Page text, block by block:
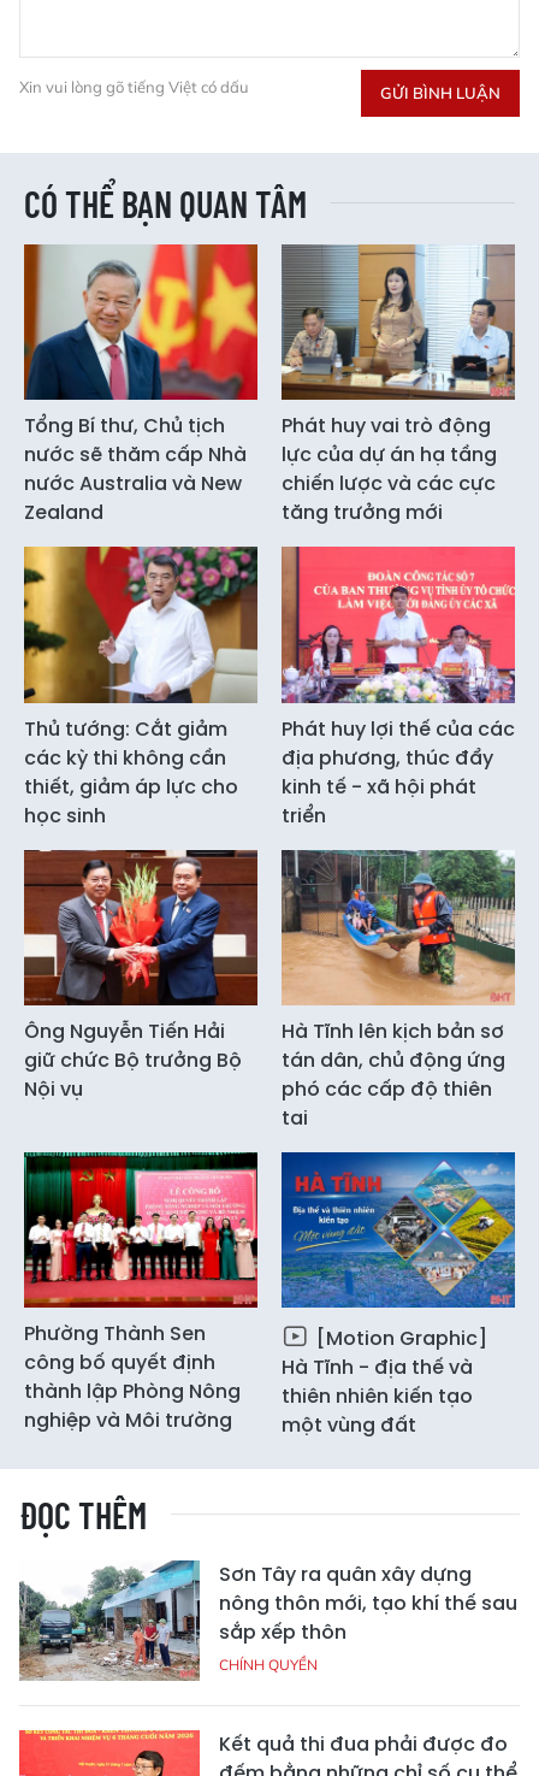
Xin vui lòng gõ tiếng Việt có dấu GỬI BÌNH LUẬN
CÓ THỂ BẠN QUAN TÂM
Tổng Bí thư, Chủ tịch
nước sẽ thăm cấp Nhà
nước Australia và New
Zealand
Phát huy vai trò động
lực của dự án hạ tầng
chiến lược và các cực
tăng trưởng mới
Thủ tướng: Cắt giảm
các kỳ thi không cần
thiết, giảm áp lực cho
học sinh
Phát huy lợi thế của các
địa phương, thúc đẩy
kinh tế - xã hội phát
triển
Ông Nguyễn Tiến Hải
giữ chức Bộ trưởng Bộ
Nội vụ
Hà Tĩnh lên kịch bản sơ
tán dân, chủ động ứng
phó các cấp độ thiên
tai
Phường Thành Sen
công bố quyết định
thành lập Phòng Nông
nghiệp và Môi trường
[Motion Graphic]
Hà Tĩnh - địa thế và
thiên nhiên kiến tạo
một vùng đất
ĐỌC THÊM
Sơn Tây ra quân xây dựng
nông thôn mới, tạo khí thế sau
sắp xếp thôn
CHÍNH QUYỀN
Kết quả thi đua phải được đo